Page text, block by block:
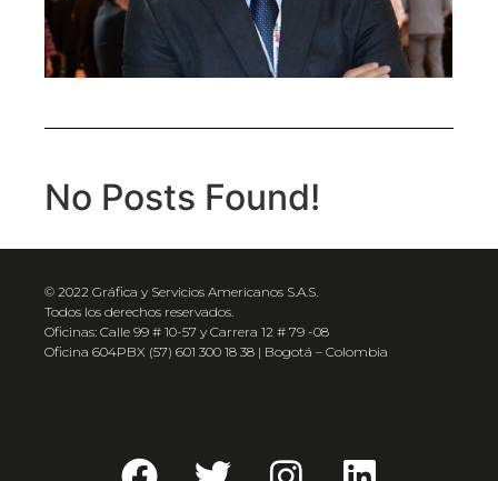
No Posts Found!
© 2022 Gráfica y Servicios Americanos S.A.S.
Todos los derechos reservados.
Oficinas: Calle 99 # 10-57 y Carrera 12 # 79 -08
Oficina 604PBX (57) 601 300 18 38 | Bogotá – Colombia